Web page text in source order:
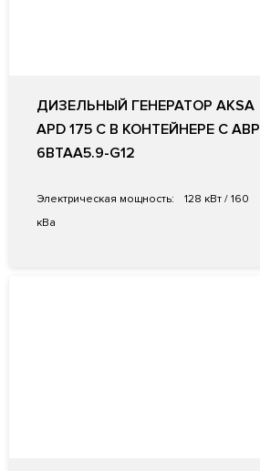
ДИЗЕЛЬНЫЙ ГЕНЕРАТОР AKSA
APD 175 C В КОНТЕЙНЕРЕ С АВР
6BTAA5.9-G12
Электрическая мощность:
128 кВт / 160
кВа